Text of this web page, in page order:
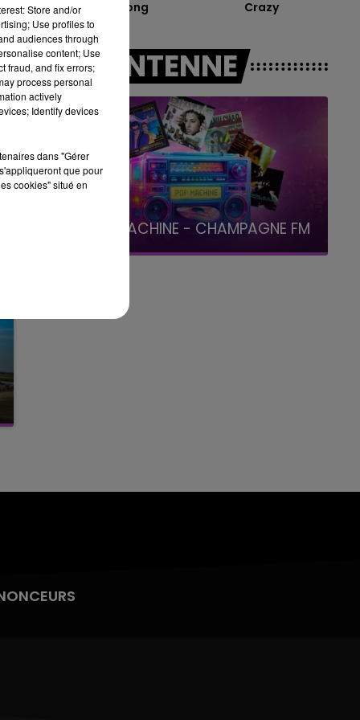
15h00 - 19h00
LE CLUB CHAMPAGNE FM
Stupid Song Crazy
A L'ANTENNE
LA POP MACHINE - CHAMPAGNE FM
Store and/or
Use profiles to
audiences through
content; Use
fraud, and fix errors;
process personal
actively
Identify devices
dans "Gérer
que pour
cookies" situé en